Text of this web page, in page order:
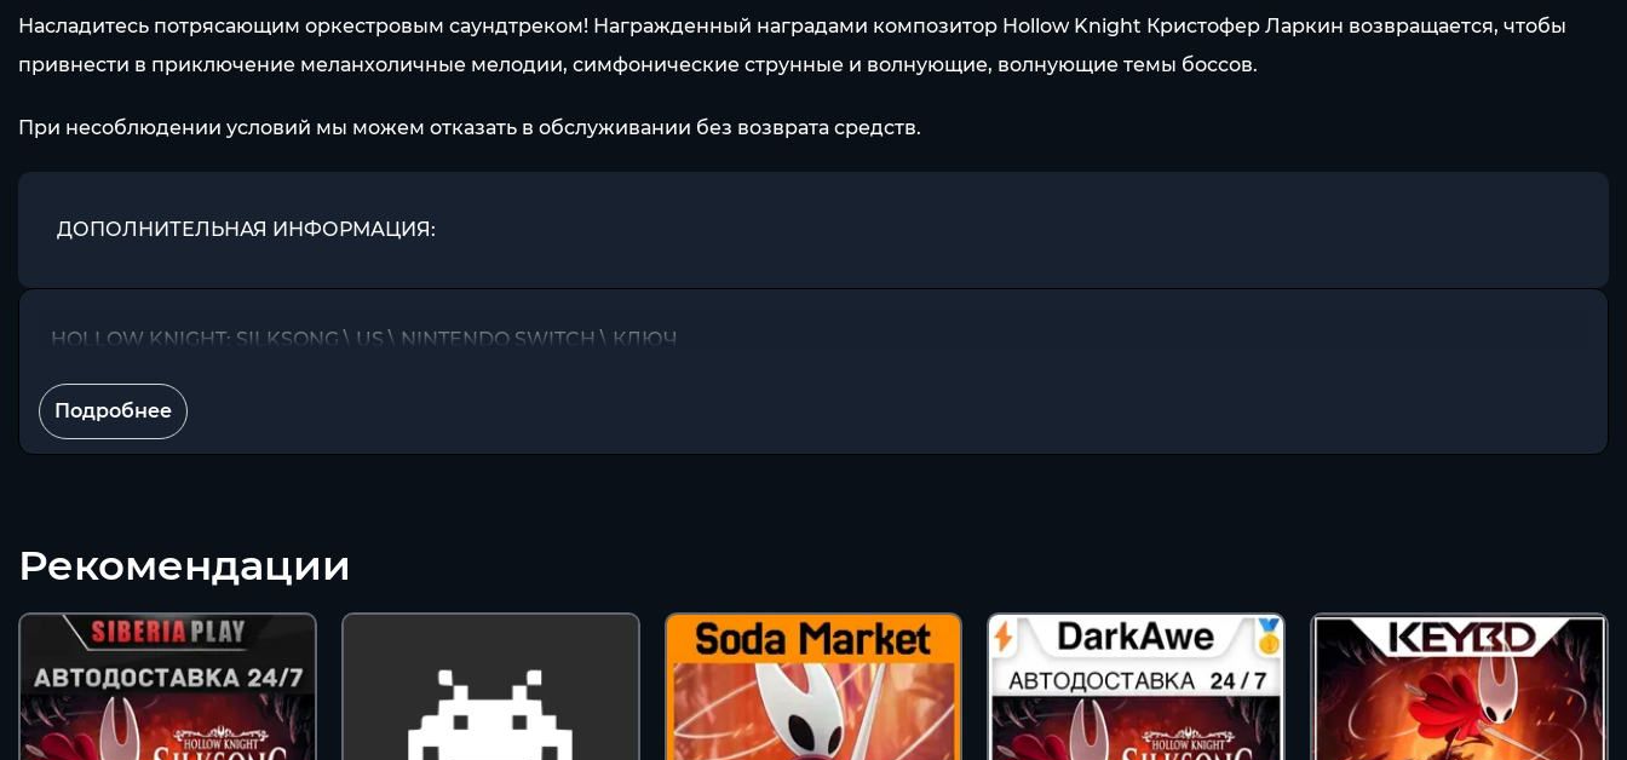
Насладитесь потрясающим оркестровым саундтреком! Награжденный наградами композитор Hollow Knight Кристофер Ларкин возвращается, чтобы
привнести в приключение меланхоличные мелодии, симфонические струнные и волнующие, волнующие темы боссов.
При несоблюдении условий мы можем отказать в обслуживании без возврата средств.
ДОПОЛНИТЕЛЬНАЯ ИНФОРМАЦИЯ:
HOLLOW KNIGHT: SILKSONG \ US \ NINTENDO SWITCH \ КЛЮЧ
Подробнее
Рекомендации